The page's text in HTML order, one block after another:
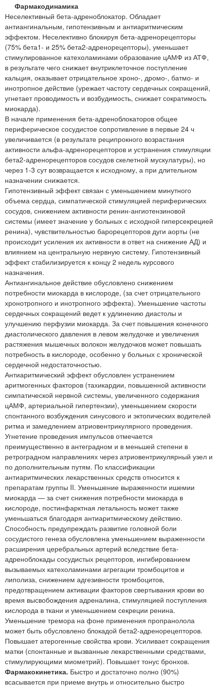
Фармакодинамика
Неселективный бета-адреноблокатор. Обладает
антиангинальным, гипотензивным и антиаритмическим
эффектом. Неселективно блокируя бета-адренорецепторы
(75% бета1- и 25% бета2-адренорецепторы), уменьшает
стимулированное катехоламинами образование цАМФ из АТФ,
в результате чего снижает внутриклеточное поступление
кальция, оказывает отрицательное хроно-, дромо-, батмо- и
инотропное действие (урежает частоту сердечных сокращений,
угнетает проводимость и возбудимость, снижает сократимость
миокарда).
В начале применения бета-адреноблокаторов общее
периферическое сосудистое сопротивление в первые 24 ч
увеличивается (в результате реципрокного возрастания
активности альфа-адренорецепторов и устранения стимуляции
бета2-адренорецепторов сосудов скелетной мускулатуры), но
через 1-3 сут возвращается к исходному, а при длительном
назначении снижается.
Гипотензивный эффект связан с уменьшением минутного
объема сердца, симпатической стимуляцией периферических
сосудов, снижением активности ренин-ангиотензиновой
системы (имеет значение у больных с исходной гиперсекрецией
ренина), чувствительностью барорецепторов дуги аорты (не
происходит усиления их активности в ответ на снижение АД) и
влиянием на центральную нервную систему. Гипотензивный
эффект стабилизируется к концу 2 недель курсового
назначения.
Антиангинальное действие обусловлено снижением
потребности миокарда в кислороде, (за счет отрицательного
хронотропного и инотропного эффекта). Уменьшение частоты
сердечных сокращений ведет к удлинению диастолы и
улучшению перфузии миокарда. За счет повышения конечного
диастолического давления в левом желудочке и увеличения
растяжения мышечных волокон желудочков может повышать
потребность в кислороде, особенно у больных с хронической
сердечной недостаточностью.
Антиаритмический эффект обусловлен устранением
аритмогенных факторов (тахикардии, повышенной активности
симпатической нервной системы, увеличенного содержания
цАМФ, артериальной гипертензии), уменьшением скорости
спонтанного возбуждения синусового и эктопических водителей
ритма и замедлением атриовентрикулярного проведения.
Угнетение проведения импульсов отмечается
преимущественно в антеградном и в меньшей степени в
ретроградном направлениях через атриовентрикулярный узел и
по дополнительным путям. По классификации
антиаритмических лекарственных средств относится к
препаратам группы II. Уменьшение выраженности ишемии
миокарда — за счет снижения потребности миокарда в
кислороде, постинфарктная летальность может также
уменьшаться благодаря антиаритмическому действию.
Способность предупреждать развитие головной боли
сосудистого генеза обусловлена уменьшением выраженности
расширения церебральных артерий вследствие бета-
адреноблокады сосудистых рецепторов, ингибированием
вызываемых катехоламинами агрегации тромбоцитов и
липолиза, снижением адгезивности тромбоцитов,
предотвращением активации факторов свертывания крови во
время высвобождения адреналина, стимуляцией поступления
кислорода в ткани и уменьшением секреции ренина.
Уменьшение тремора на фоне применения пропранолола
может быть обусловлено блокадой бета2-адренорецепторов.
Повышает атерогенные свойства крови. Усиливает сокращения
матки (спонтанные и вызванные лекарственными средствами,
стимулирующими миометрий). Повышает тонус бронхов.
Фармакокинетика. Быстро и достаточно полно (90%)
всасывается при приеме внутрь и относительно быстро